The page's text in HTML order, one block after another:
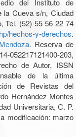
del Instituto de
la Cueva s/n, Ciudad
Tel. (52) 55 56 22 74
hechos-y-derechos.
. Reserva de
203,
de Autor, ISSN
de la última
de Revistas del
Hernández Montes
Universitaria, C. P.
modificación: marzo